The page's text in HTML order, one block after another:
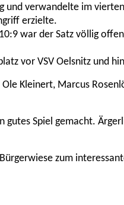
und verwandelte im
erzielte.
war der Satz völlig
vor VSV Oelsnitz und
Kleinert, Marcus
Spiel gemacht.
zum